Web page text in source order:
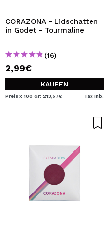
CORAZONA - Lidschatten
in Godet - Tourmaline
(16)
2,99€
KAUFEN
Preis x 100 Gr: 213,57€ Tax Inb.